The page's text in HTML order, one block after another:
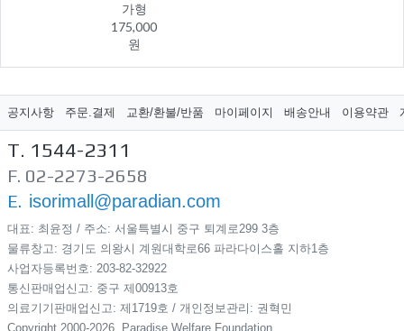
가형
175,000
원
공지사항 주문.결제 교환/환불/반품 마이페이지 배송안내 이용약관
T. 1544-2311
F. 02-2273-2658
E. isorimall@paradian.com
대표: 최윤정 / 주소: 서울특별시 중구 퇴계로299​ 3층
물류창고: 경기도 의왕시 계원대학로66 파라다이스홀 지하1층
사업자등록번호: 203-82-32922
통신판매업신고: 중구 제00913호
의료기기판매업신고: 제1719호 / 개인정보관리: 권혁민
Copyright 2000-2026, Paradise Welfare Foundation